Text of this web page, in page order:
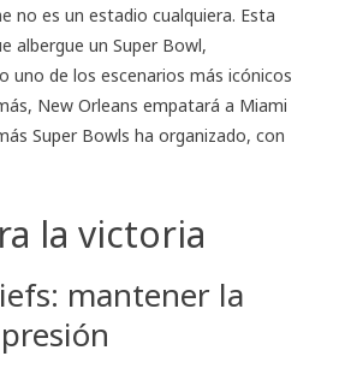
no es un estadio cualquiera. Esta
albergue un Super Bowl,
uno de los escenarios más icónicos
New Orleans empatará a Miami
Super Bowls ha organizado, con
la victoria
mantener la